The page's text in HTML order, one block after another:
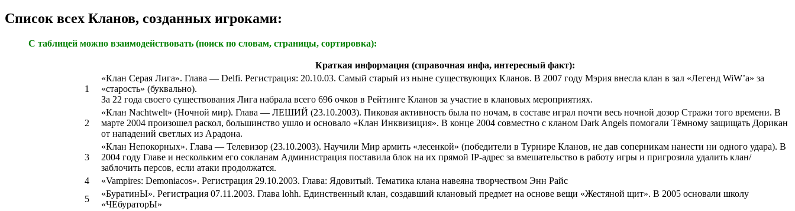
Список всех Кланов, созданных игроками:
С таблицей можно взаимодействовать (поиск по словам, страницы, сортировка):
Краткая информация (справочная инфа, интересный факт):
1
«Клан Серая Лига». Глава — Delfi. Регистрация: 20.10.03. Самый старый из ныне существующих Кланов. В 2007 году Мэрия внесла клан в зал «Легенд WiW’a» за
«старость» (буквально).
За 22 года своего существования Лига набрала всего 696 очков в Рейтинге Кланов за участие в клановых мероприятиях.
2
«Клан Nachtwelt» (Ночной мир). Глава — ЛЕШИЙ (23.10.2003). Пиковая активность была по ночам, в составе играл почти весь ночной дозор Стражи того времени. В
марте 2004 произошел раскол, большинство ушло и основало «Клан Инквизиция». В конце 2004 совместно с кланом Dark Angels помогали Тёмному защищать Дорикан
от нападений светлых из Арадона.
3
«Клан Непокорных». Глава — Телевизор (23.10.2003). Научили Мир армить «лесенкой» (победители в Турнире Кланов, не дав соперникам нанести ни одного удара). В
2004 году Главе и нескольким его сокланам Администрация поставила блок на их прямой IP-адрес за вмешательство в работу игры и пригрозила удалить клан/
заблочить персов, если атаки продолжатся.
4
«Vampires: Demoniacos». Регистрация 29.10.2003. Глава: Ядовитый. Тематика клана навеяна творчеством Энн Райс
5
«БуратинЫ». Регистрация 07.11.2003. Глава lohh. Единственный клан, создавший клановый предмет на основе вещи «Жестяной щит». В 2005 основали школу
«ЧЕбураторЫ»